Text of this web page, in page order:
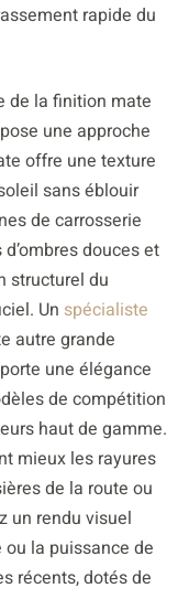
rapide du
de la finition mate
une approche
offre une texture
sans éblouir
de carrosserie
douces et
structurel du
Un spécialiste
autre grande
une élégance
de compétition
haut de gamme.
mieux les rayures
de la route ou
un rendu visuel
ou la puissance de
récents, dotés de